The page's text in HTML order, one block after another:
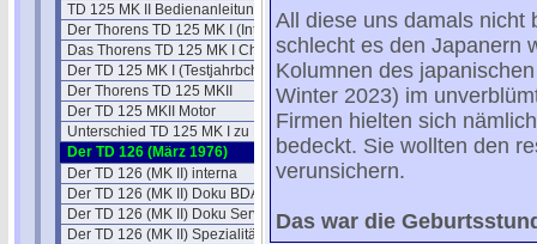
TD 125 MK II Bedienanleitung
Der Thorens TD 125 MK I (Intro)
Das Thorens TD 125 MK I Chassis
Der TD 125 MK I (Testjahrbch)
Der Thorens TD 125 MKII
Der TD 125 MKII Motor
Unterschied TD 125 MK I zu MK II
Der TD 126 (März 1976)
Der TD 126 (MK II) interna
Der TD 126 (MK II) Doku BDA
Der TD 126 (MK II) Doku Service
Der TD 126 (MK II) Spezialitäten
All diese uns damals nicht
schlecht es den Japanern
Kolumnen des
Winter 2023) im
Firmen hielten sich
bedeckt. Sie wollten den
verunsichern.
Das war die